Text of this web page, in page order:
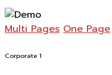
Multi Pages One Page
Corporate 1